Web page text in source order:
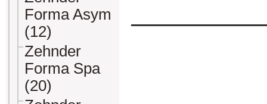
Forma Asym
(12)
Zehnder
Forma Spa
(20)